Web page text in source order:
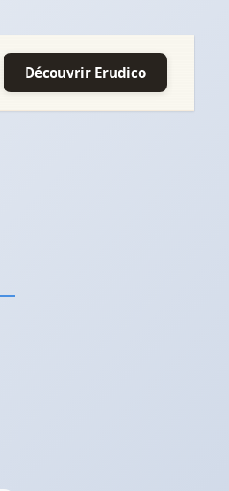
Découvrir Erudico